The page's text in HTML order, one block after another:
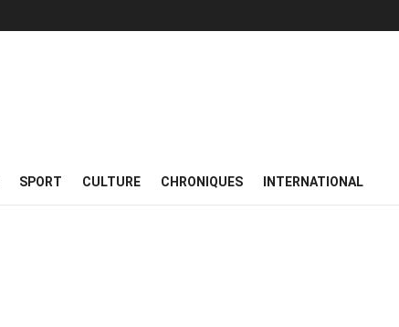
SPORT CULTURE CHRONIQUES INTERNATIONAL